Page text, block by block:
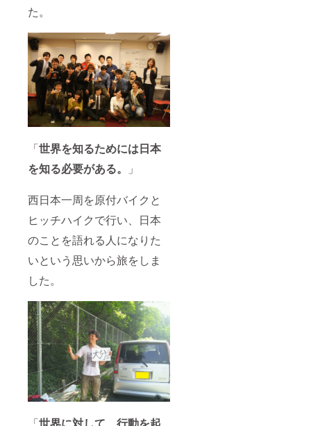
た。
「世界を知るためには日本
を知る必要がある。
」
西日本一周を原付バイクと
ヒッチハイクで行い、日本
のことを語れる人になりた
いという思いから旅をしま
した。